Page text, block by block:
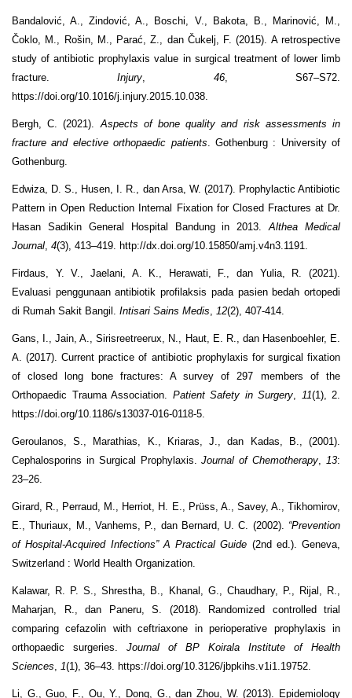
Bandalović, A., Zindović, A., Boschi, V., Bakota, B., Marinović, M.,
Čoklo, M., Rošin, M., Parać, Z., dan Čukelj, F. (2015). A retrospective
study of antibiotic prophylaxis value in surgical treatment of lower limb
fracture.Injury, 46, S67–S72.
https://doi.org/10.1016/j.injury.2015.10.038.
Bergh, C. (2021).Aspects of bone quality and risk assessments in
fracture and elective orthopaedic patients. Gothenburg : University of
Gothenburg.
Edwiza, D. S., Husen, I. R., dan Arsa, W. (2017). Prophylactic Antibiotic
Pattern in Open Reduction Internal Fixation for Closed Fractures at Dr.
Hasan Sadikin General Hospital Bandung in 2013.Althea Medical
Journal, 4(3), 413–419. http://dx.doi.org/10.15850/amj.v4n3.1191.
Firdaus, Y. V., Jaelani, A. K., Herawati, F., dan Yulia, R. (2021).
Evaluasi penggunaan antibiotik profilaksis pada pasien bedah ortopedi
di Rumah Sakit Bangil. Intisari Sains Medis, 12(2), 407-414.
Gans, I., Jain, A., Sirisreetreerux, N., Haut, E. R., dan Hasenboehler, E.
A. (2017). Current practice of antibiotic prophylaxis for surgical fixation
of closed long bone fractures: A survey of 297 members of the
Orthopaedic Trauma Association. Patient Safety in Surgery, 11(1), 2.
https://doi.org/10.1186/s13037-016-0118-5.
Geroulanos, S., Marathias, K., Kriaras, J., dan Kadas, B., (2001).
Cephalosporins in Surgical Prophylaxis.Journal of Chemotherapy,13:
23–26.
Girard, R., Perraud, M., Herriot, H. E., Prüss, A., Savey, A., Tikhomirov,
E., Thuriaux, M., Vanhems, P., dan Bernard, U. C. (2002). “Prevention
of Hospital-Acquired Infections” A Practical Guide (2nd ed.). Geneva,
Switzerland : World Health Organization.
Kalawar, R. P. S., Shrestha, B., Khanal, G., Chaudhary, P., Rijal, R.,
Maharjan, R., dan Paneru, S. (2018). Randomized controlled trial
comparing cefazolin with ceftriaxone in perioperative prophylaxis in
orthopaedic surgeries. Journal of BP Koirala Institute of Health
Sciences, 1(1), 36–43. https://doi.org/10.3126/jbpkihs.v1i1.19752.
Li, G., Guo, F., Ou, Y., Dong, G., dan Zhou, W. (2013). Epidemiology